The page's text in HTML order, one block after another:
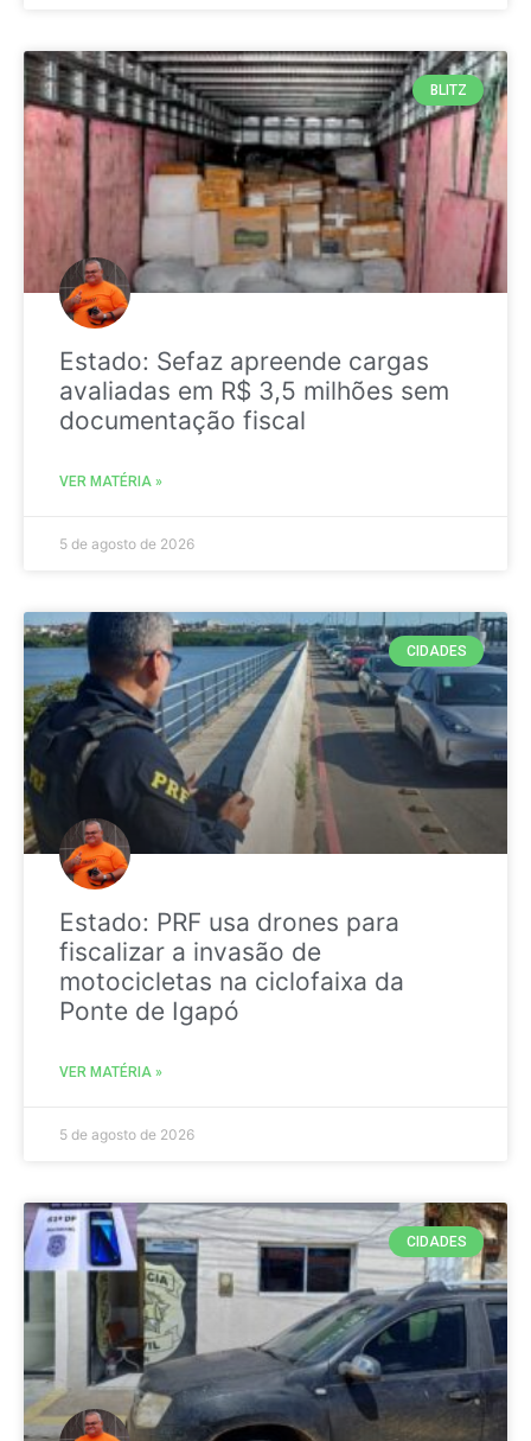
BLITZ
Estado: Sefaz apreende cargas
avaliadas em R$ 3,5 milhões sem
documentação fiscal
VER MATÉRIA »
5 de agosto de 2026
CIDADES
Estado: PRF usa drones para
fiscalizar a invasão de
motocicletas na ciclofaixa da
Ponte de Igapó
VER MATÉRIA »
5 de agosto de 2026
CIDADES